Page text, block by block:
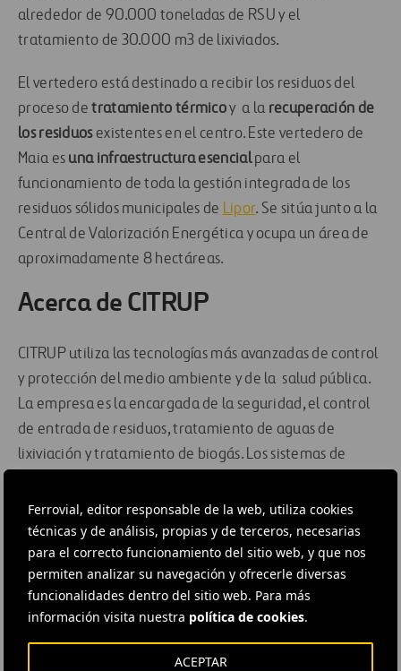
Ferrovial, editor responsable de la web, utiliza cookies
técnicas y de análisis, propias y de terceros, necesarias
para el correcto funcionamiento del sitio web, y que nos
permiten analizar su navegación y ofrecerle diversas
funcionalidades dentro del sitio web. Para más
información visita nuestra política de cookies.
ACEPTAR
alrededor de 90.000 toneladas de RSU y el
tratamiento de 30.000 m3 de lixiviados.
El vertedero está destinado a recibir los residuos del
proceso de tratamiento térmicoy a la recuperación de
los residuosexistentes en el centro. Este vertedero de
Maia es una infraestructura esencialpara el
funcionamiento de toda la gestión integrada de los
residuos sólidos municipales de Lipor. Se sitúa junto a la
Central de Valorización Energética y ocupa un área de
aproximadamente 8 hectáreas.
Acerca de CITRUP
CITRUP utiliza las tecnologías más avanzadas de control
y protección del medio ambiente y de la salud pública.
La empresa es la encargada de la seguridad, el control
de entrada de residuos, tratamiento de aguas de
lixiviación y tratamiento de biogás. Los sistemas de
infraestructura al nivel de las mejores de Europa.
CITRUP resulta de un consorcio entre Resin, France
Dechets, Engil y Serurb para el diseño, construcción y
exploración de un vertedero unido a la central de
valorización de residuos del LIPOR (Servicio
Intermunicipal de Gestión de Residuos del Grand